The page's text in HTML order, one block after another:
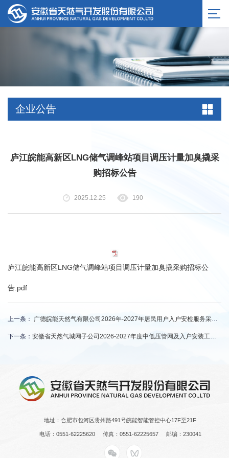
企业公告
庐江皖能高新区LNG储气调峰站项目调压计量加臭撬采
购招标公告
2025.12.25 190
庐江皖能高新区LNG储气调峰站项目调压计量加臭撬采购招标公
告.pdf
上一条： 广德皖能天然气有限公司2026年-2027年居民用户入户安检服务采购中标候选人公示
下一条： 安徽省天然气城网子公司2026-2027年度中低压管网及入户安装工程施工标段二（标包一：舒城地区）中标候选人公示
地址：合肥市包河区贵州路491号皖能智能管控中心17F至21F
电话：0551-62225620 传真：0551-62225657 邮编：230041